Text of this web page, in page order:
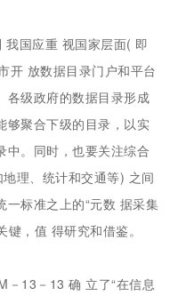
国应重 视国家层面( 即
开 放数据目录门户和平台
各级政府的数据目录形成
够聚合下级的目录，以实
中。同时，也要关注综合
理、统计和交通等) 之间
一标准之上的“元数 据采集
，值 得研究和借鉴。
－13－13 确 立了“在信息